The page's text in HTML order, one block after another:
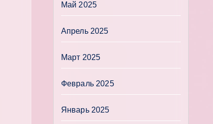
Май 2025
Апрель 2025
Март 2025
Февраль 2025
Январь 2025